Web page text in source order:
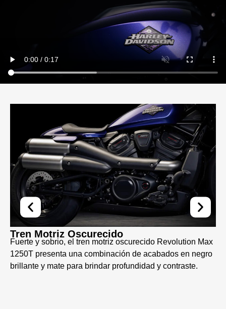
Tren Motriz Oscurecido
Fuerte y sobrio, el tren motriz oscurecido Revolution Max
1250T presenta una combinación de acabados en negro
brillante y mate para brindar profundidad y contraste.